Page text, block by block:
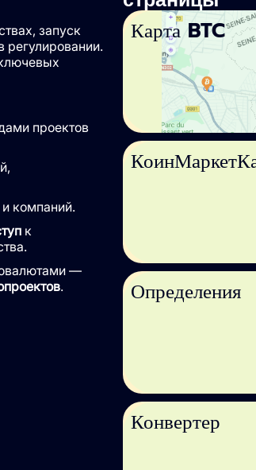
запуск
регулировании.
проектов
компаний.
к
—
.
Карта BTC
Определения
Конвертер